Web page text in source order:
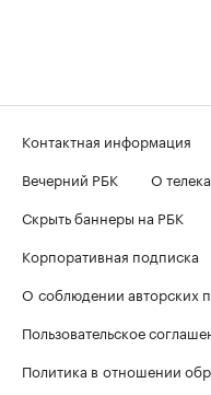
Контактная информация
Вечерний РБК
О
Скрыть баннеры на РБК
Корпоративная подписка
О соблюдении авторских
Пользовательское
Политика в отношении